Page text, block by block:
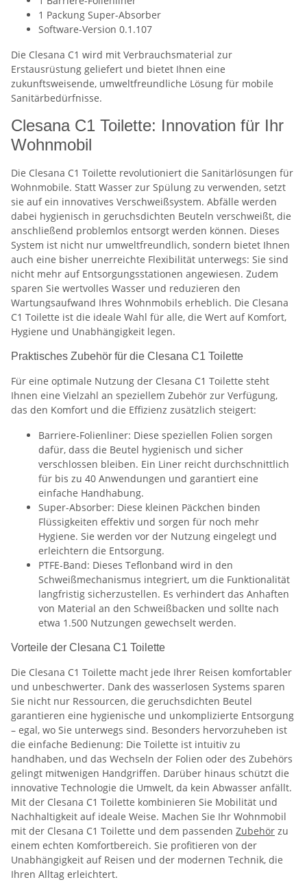
1 Packung Super-Absorber
Software-Version 0.1.107
Die Clesana C1 wird mit Verbrauchsmaterial zur
Erstausrüstung geliefert und bietet Ihnen eine
zukunftsweisende, umweltfreundliche Lösung für mobile
Sanitärbedürfnisse.
Clesana C1 Toilette: Innovation für Ihr
Wohnmobil
Die Clesana C1 Toilette revolutioniert die Sanitärlösungen für
Wohnmobile. Statt Wasser zur Spülung zu verwenden, setzt
sie auf ein innovatives Verschweißsystem. Abfälle werden
dabei hygienisch in geruchsdichten Beuteln verschweißt, die
anschließend problemlos entsorgt werden können. Dieses
System ist nicht nur umweltfreundlich, sondern bietet Ihnen
auch eine bisher unerreichte Flexibilität unterwegs: Sie sind
nicht mehr auf Entsorgungsstationen angewiesen. Zudem
sparen Sie wertvolles Wasser und reduzieren den
Wartungsaufwand Ihres Wohnmobils erheblich. Die Clesana
C1 Toilette ist die ideale Wahl für alle, die Wert auf Komfort,
Hygiene und Unabhängigkeit legen.
Praktisches Zubehör für die Clesana C1 Toilette
Für eine optimale Nutzung der Clesana C1 Toilette steht
Ihnen eine Vielzahl an speziellem Zubehör zur Verfügung,
das den Komfort und die Effizienz zusätzlich steigert:
Barriere-Folienliner: Diese speziellen Folien sorgen
dafür, dass die Beutel hygienisch und sicher
verschlossen bleiben. Ein Liner reicht durchschnittlich
für bis zu 40 Anwendungen und garantiert eine
einfache Handhabung.
Super-Absorber: Diese kleinen Päckchen binden
Flüssigkeiten effektiv und sorgen für noch mehr
Hygiene. Sie werden vor der Nutzung eingelegt und
erleichtern die Entsorgung.
PTFE-Band: Dieses Teflonband wird in den
Schweißmechanismus integriert, um die Funktionalität
langfristig sicherzustellen. Es verhindert das Anhaften
von Material an den Schweißbacken und sollte nach
etwa 1.500 Nutzungen gewechselt werden.
Vorteile der Clesana C1 Toilette
Die Clesana C1 Toilette macht jede Ihrer Reisen komfortabler
und unbeschwerter. Dank des wasserlosen Systems sparen
Sie nicht nur Ressourcen, die geruchsdichten Beutel
garantieren eine hygienische und unkomplizierte Entsorgung
– egal, wo Sie unterwegs sind. Besonders hervorzuheben ist
die einfache Bedienung: Die Toilette ist intuitiv zu
handhaben, und das Wechseln der Folien oder des Zubehörs
gelingt mitwenigen Handgriffen. Darüber hinaus schützt die
innovative Technologie die Umwelt, da kein Abwasser anfällt.
Mit der Clesana C1 Toilette kombinieren Sie Mobilität und
Nachhaltigkeit auf ideale Weise. Machen Sie Ihr Wohnmobil
mit der Clesana C1 Toilette und dem passenden Zubehör zu
einem echten Komfortbereich. Sie profitieren von der
Unabhängigkeit auf Reisen und der modernen Technik, die
Ihren Alltag erleichtert.